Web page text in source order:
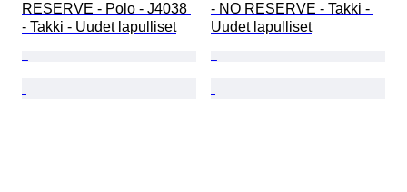
RESERVE - Polo - J4038
- Takki - Uudet lapulliset
- NO RESERVE - Takki -
Uudet lapulliset